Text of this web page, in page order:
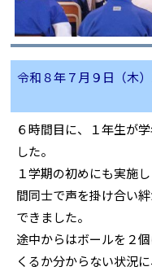
令和８年７月９日（木
６時間目に、１年生が
した。
１学期の初めにも実施
間同士で声を掛け合い
できました。
途中からはボールを２
くるか分からない状況